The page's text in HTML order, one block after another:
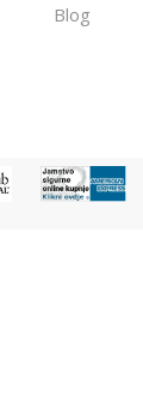
Blog